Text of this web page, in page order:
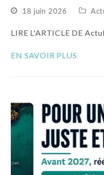
18 juin 2026
LIRE L'ARTICLE DE
EN SAVOIR PLUS